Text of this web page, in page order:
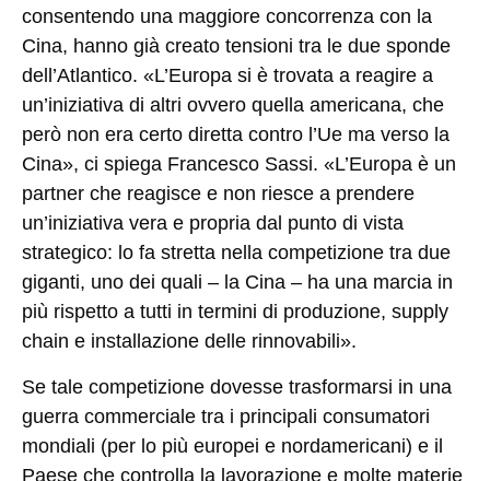
consentendo una maggiore concorrenza con la
Cina, hanno già creato tensioni tra le due sponde
dell’Atlantico. «L’Europa si è trovata a reagire a
un’iniziativa di altri ovvero quella americana, che
però non era certo diretta contro l’Ue ma verso la
Cina», ci spiega Francesco Sassi. «L’Europa è un
partner che reagisce e non riesce a prendere
un’iniziativa vera e propria dal punto di vista
strategico: lo fa stretta nella competizione tra due
giganti, uno dei quali – la Cina – ha una marcia in
più rispetto a tutti in termini di produzione, supply
chain e installazione delle rinnovabili».
Se tale competizione dovesse trasformarsi in una
guerra commerciale tra i principali consumatori
mondiali (per lo più europei e nordamericani) e il
Paese che controlla la lavorazione e molte materie